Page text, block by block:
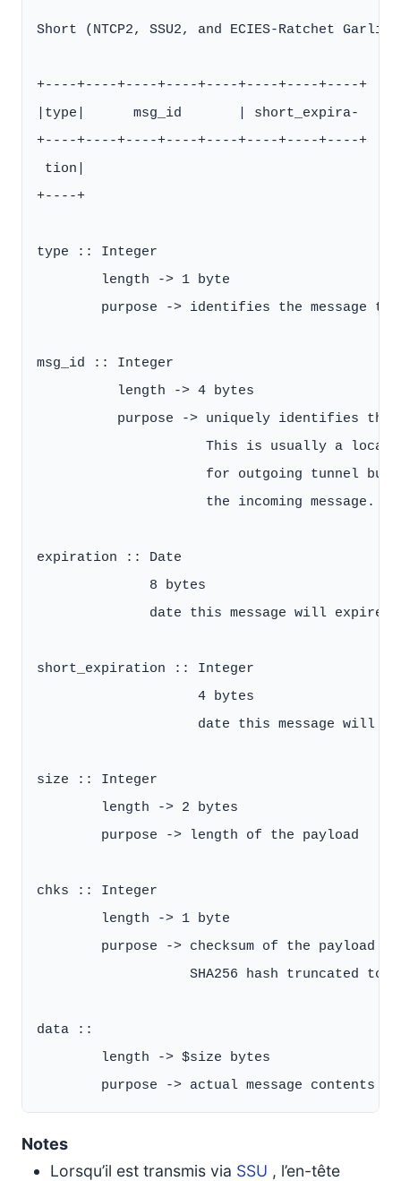
Short (NTCP2, SSU2, and ECIES-Ratchet
+----+----+----+----+----+----+----+----+
|type|      msg_id       | short_expira-
+----+----+----+----+----+----+----+----+
tion|
+----+
type :: Integer
        length -> 1 byte
purpose -> identifies the message
msg_id :: Integer
          length -> 4 bytes
purpose -> uniquely identifies
This is usually a
for outgoing tunnel
the incoming message.
expiration :: Date
              8 bytes
              date this message will expire
short_expiration :: Integer
                    4 bytes
date this message will
size :: Integer
        length -> 2 bytes
        purpose -> length of the payload
chks :: Integer
        length -> 1 byte
        purpose -> checksum of the payload
SHA256 hash truncated to
data ::
        length -> $size bytes
Notes
Lorsqu’il est transmis via SSU , l’en-tête